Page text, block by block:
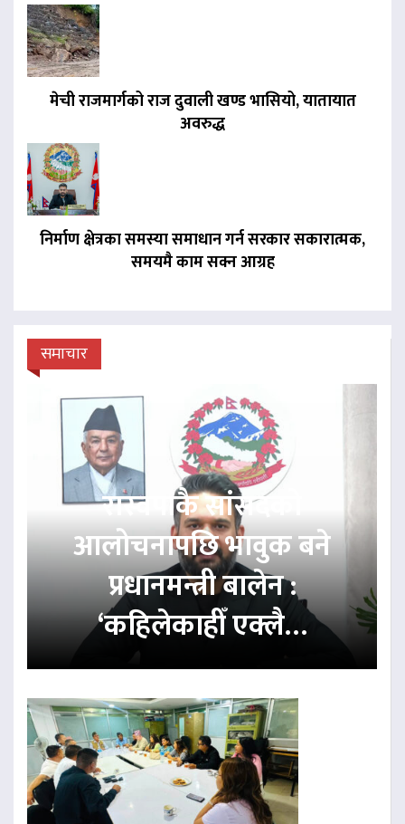
मेची राजमार्गको राज दुवाली खण्ड भासियो, यातायात
अवरुद्ध
निर्माण क्षेत्रका समस्या समाधान गर्न सरकार सकारात्मक,
समयमै काम सक्न आग्रह
समाचार
रास्वपाकै सांसदको
आलोचनापछि भावुक बने
प्रधानमन्त्री बालेन :
‘कहिलेकाहीँ एक्लै…